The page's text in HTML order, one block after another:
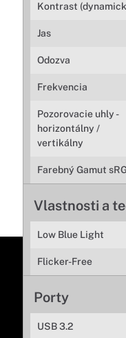
Kontrast
Jas
Odozva
Frekvencia
Pozorovacie uhly -
horizontálny /
vertikálny
Farebný Gamut
Vlastnosti a
Low Blue Light
Flicker-Free
Porty
USB 3.2